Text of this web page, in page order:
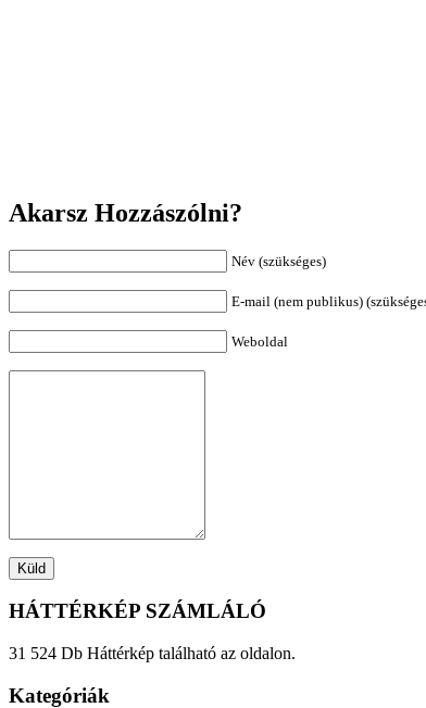
Akarsz Hozzászólni?
Név (szükséges)
E-mail (nem publikus)
Weboldal
HÁTTÉRKÉP SZÁMLÁLÓ
31 524 Db Háttérkép található az oldalon.
Kategóriák